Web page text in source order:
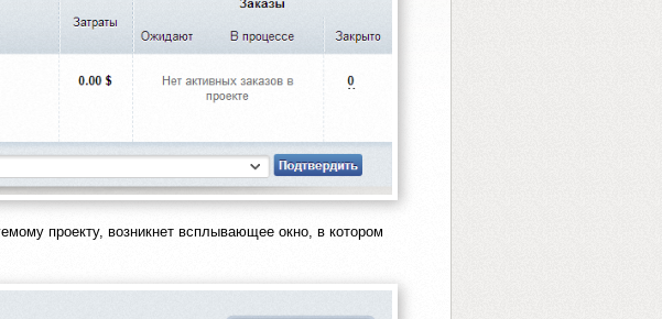
проекту, возникнет всплывающее окно, в котором